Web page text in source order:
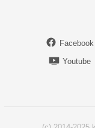
Facebook
Youtube